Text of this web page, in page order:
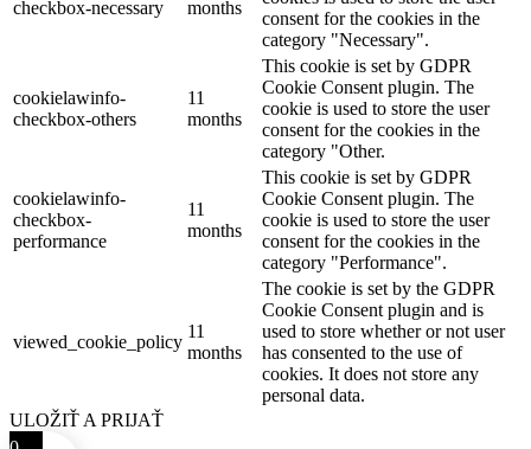
checkbox-necessary
months
consent for the cookies in the
category "Necessary".
cookielawinfo-
checkbox-others
11
months
This cookie is set by GDPR
Cookie Consent plugin. The
cookie is used to store the user
consent for the cookies in the
category "Other.
cookielawinfo-
checkbox-
performance
11
months
This cookie is set by GDPR
Cookie Consent plugin. The
cookie is used to store the user
consent for the cookies in the
category "Performance".
viewed_cookie_policy
11
months
The cookie is set by the GDPR
Cookie Consent plugin and is
used to store whether or not user
has consented to the use of
cookies. It does not store any
personal data.
ULOŽIŤ A PRIJAŤ